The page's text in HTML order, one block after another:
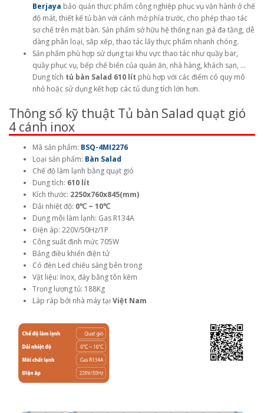
Berjaya bảo quản thực phẩm công nghiệp phục vụ vận hành ở chế
độ mát, thiết kế tủ bàn với cánh mở phía trước, cho phép thao tác
sơ chế trên mặt bàn. Sản phẩm sở hữu hệ thống nan giá đa tầng, dễ
dàng phân loại, sắp xếp, thao tác lấy thực phẩm nhanh chóng.
Sản phẩm phù hợp sử dụng tại khu vực thao tác như quầy bar,
quầy phục vụ, bếp chế biến của quán ăn, nhà hàng, khách sạn, …
Dung tích tủ bàn Salad 610 lít phù hợp với các điểm có quy mô
nhỏ hoặc sử dụng kết hợp các tủ dung tích lớn hơn.
Thông số kỹ thuật Tủ bàn Salad quạt gió
4 cánh inox
Mã sản phẩm: BSQ-4MI2276
Loại sản phẩm: Bàn Salad
Chế độ làm lạnh bằng quạt gió
Dung tích: 610 lít
Kích thước: 2250x760x845(mm)
Dải nhiệt độ: 0℃ ~ 10℃
Dung môi làm lạnh: Gas R134A
Điện áp: 220V/50Hz/1P
Công suất định mức 705W
Bảng điều khiển điện tử
Có đèn Led chiếu sáng bên trong
Vật liệu: Inox, đáy bằng tôn kẽm
Trọng lượng tủ: 188Kg
Láp ráp bởi nhà máy tại Việt Nam